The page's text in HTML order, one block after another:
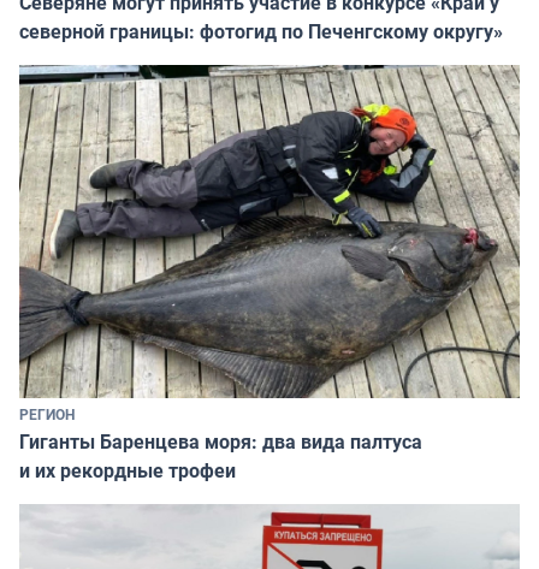
северной границы: фотогид по Печенгскому округу»
РЕГИОН
Гиганты Баренцева моря: два вида палтуса
и их рекордные трофеи